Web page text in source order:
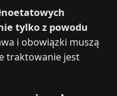
tylko z powodu
i obowiązki muszą
traktowanie jest